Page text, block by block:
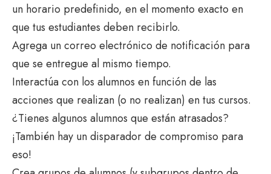
un horario predefinido, en el momento exacto en
que tus estudiantes deben recibirlo.
Agrega un correo electrónico de notificación para
que se entregue al mismo tiempo.
Interactúa con los alumnos en función de las
acciones que realizan (o no realizan) en tus cursos.
¿Tienes algunos alumnos que están atrasados?
¡También hay un disparador de compromiso para
eso!